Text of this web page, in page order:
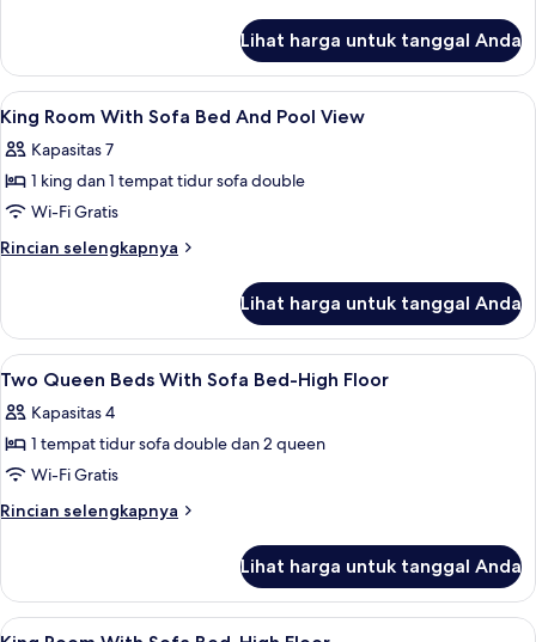
Beds
with
Sofa
Bed)
Kamar,
akses
difabel,
bathtub
(2
Queen
with
Sofa
Bed)
Lihat harga untuk tanggal Anda
Lihat
semua
foto
untuk
King
Room
Bed
And
Pool
View
Seprai premium, bantalan ekstra
5
King Room With Sofa Bed And Pool View
Kapasitas 7
1 king dan 1 tempat tidur sofa double
Wi-Fi Gratis
Rincian selengkapnya
Rincian
King
Room
With
Bed
And
View
Lihat harga untuk tanggal Anda
Lihat
semua
foto
untuk
Two
Queen
Sofa
Bed-
Seprai premium, bantalan ekstra
6
Two Queen Beds With Sofa Bed-High Floor
Kapasitas 4
1 tempat tidur sofa double dan 2 queen
Wi-Fi Gratis
Rincian selengkapnya
Rincian
Two
Queen
Lihat harga untuk tanggal Anda
Lihat Seprai premium, bantalan ekstra